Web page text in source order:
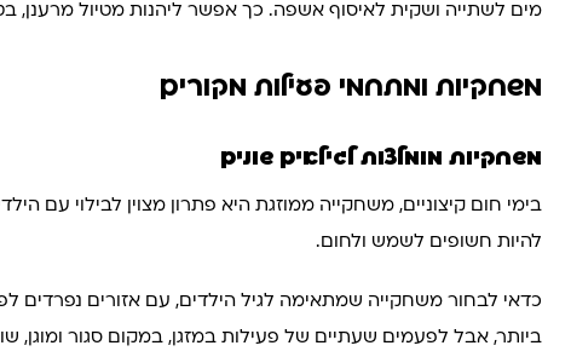
מים לשתייה ושקית לאיסוף אשפה. כך אפשר ליהנות מטיול מרענן,
משחקיות ומתחמי פעילות מקורים
משחקיות מומלצות לגילאים שונים
בימי חום קיצוניים, משחקייה ממוזגת היא פתרון מצוין לבילוי עם
להיות חשופים לשמש ולחום.
כדאי לבחור משחקייה שמתאימה לגיל הילדים, עם אזורים נפרדים
ביותר, אבל לפעמים שעתיים של פעילות במזגן, במקום סגור ומוגן,